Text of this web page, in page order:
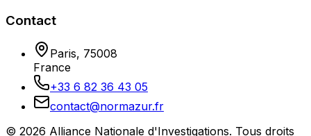
Contact
Paris, 75008
France
+33 6 82 36 43 05
contact@normazur.fr
© 2026 Alliance Nationale d'Investigations. Tous droits